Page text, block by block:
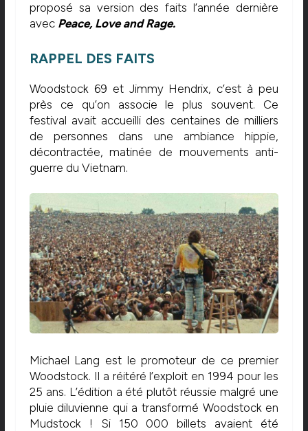
proposé sa version des faits l’année dernière
avec Peace, Love and Rage.
RAPPEL DES FAITS
Woodstock 69 et Jimmy Hendrix, c’est à peu
près ce qu’on associe le plus souvent. Ce
festival avait accueilli des centaines de milliers
de personnes dans une ambiance hippie,
décontractée, matinée de mouvements anti-
guerre du Vietnam.
Michael Lang est le promoteur de ce premier
Woodstock. Il a réitéré l’exploit en 1994 pour les
25 ans. L’édition a été plutôt réussie malgré une
pluie diluvienne qui a transformé Woodstock en
Mudstock ! Si 150 000 billets avaient été